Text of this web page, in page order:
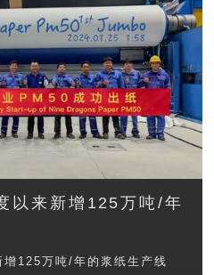
以来新增125万吨/年
125万吨/年的浆纸生产线